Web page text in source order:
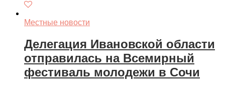
Местные новости
Делегация Ивановской области
отправилась на Всемирный
фестиваль молодежи в Сочи